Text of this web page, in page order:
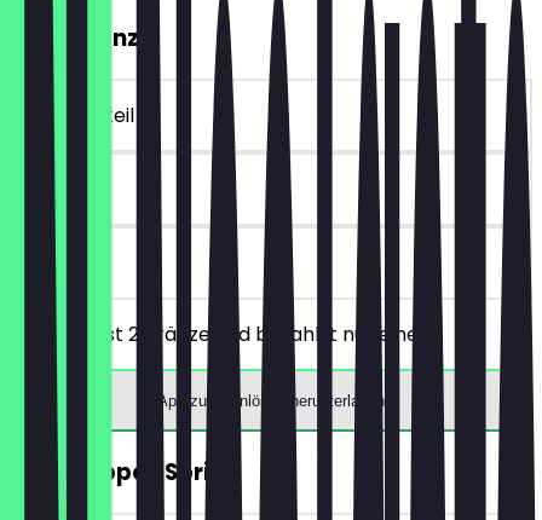
2für1 Kranz
~€ 20 Vorteil
90 Tage
vor Ort
Du bestellst 2 Kränze und bezahlst nur einen.
App zum Einlösen herunterladen
2für1 Zappes Spritz